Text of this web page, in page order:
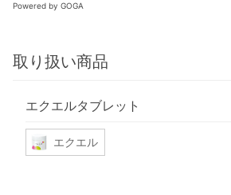
Powered by GOGA
取り扱い商品
エクエルタブレット
エクエル